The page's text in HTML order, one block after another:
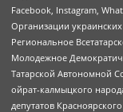
Facebook, Instagram,
Организации
Региональное
Молодежное
Татарской Автономной
ойрат-калмыцкого
депутатов